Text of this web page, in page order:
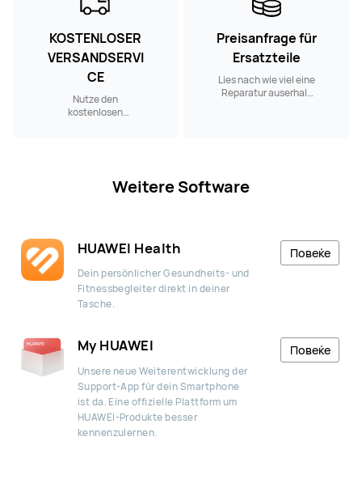
KOSTENLOSER
VERSANDSERVI
CE
Nutze den
kostenlosen
Preisanfrage für
Ersatzteile
Lies nach wie viel eine
Reparatur auserhalb
Weitere Software
HUAWEI Health
Dein persönlicher Gesundheits- und
Fitnessbegleiter direkt in deiner
Tasche.
Повеќе
My HUAWEI
Unsere neue Weiterentwicklung der
Support-App für dein Smartphone
ist da. Eine offizielle Plattform um
HUAWEI-Produkte besser
kennenzulernen.
Повеќе